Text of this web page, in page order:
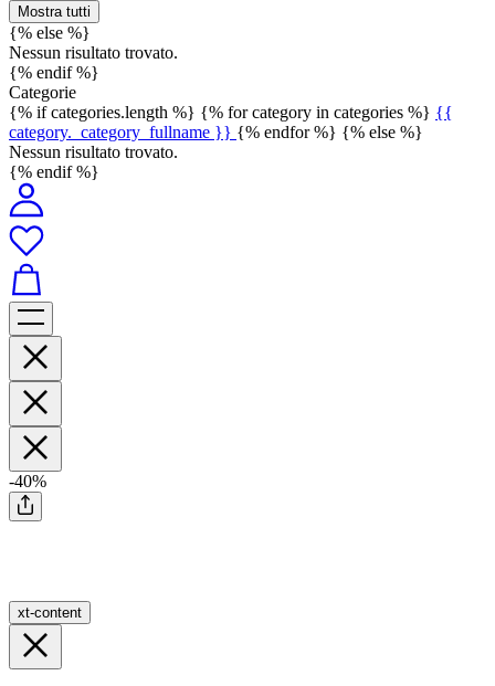
Mostra tutti
{% else %}
Nessun risultato trovato.
{% endif %}
Categorie
{% if categories.length %} {% for category in categories %} {{
category._category_fullname }} {% endfor %} {% else %}
Nessun risultato trovato.
{% endif %}
-40%
xt-content